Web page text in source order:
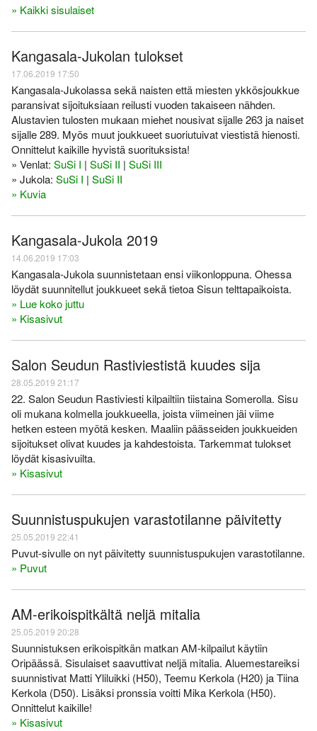
» Kaikki sisulaiset
Kangasala-Jukolan tulokset
17.06.2019 17:50
Kangasala-Jukolassa sekä naisten että miesten ykkösjoukkue
paransivat sijoituksiaan reilusti vuoden takaiseen nähden.
Alustavien tulosten mukaan miehet nousivat sijalle 263 ja naiset
sijalle 289. Myös muut joukkueet suoriutuivat viestistä hienosti.
Onnittelut kaikille hyvistä suorituksista!
» Venlat: SuSi I | SuSi II | SuSi III
» Jukola: SuSi I | SuSi II
» Kuvia
Kangasala-Jukola 2019
14.06.2019 17:03
Kangasala-Jukola suunnistetaan ensi viikonloppuna. Ohessa
löydät suunnitellut joukkueet sekä tietoa Sisun telttapaikoista.
» Lue koko juttu
» Kisasivut
Salon Seudun Rastiviestistä kuudes sija
28.05.2019 21:17
22. Salon Seudun Rastiviesti kilpailtiin tiistaina Somerolla. Sisu
oli mukana kolmella joukkueella, joista viimeinen jäi viime
hetken esteen myötä kesken. Maaliin päässeiden joukkueiden
sijoitukset olivat kuudes ja kahdestoista. Tarkemmat tulokset
löydät kisasivuilta.
» Kisasivut
Suunnistuspukujen varastotilanne päivitetty
25.05.2019 22:41
Puvut-sivulle on nyt päivitetty suunnistuspukujen varastotilanne.
» Puvut
AM-erikoispitkältä neljä mitalia
25.05.2019 20:28
Suunnistuksen erikoispitkän matkan AM-kilpailut käytiin
Oripäässä. Sisulaiset saavuttivat neljä mitalia. Aluemestareiksi
suunnistivat Matti Yliluikki (H50), Teemu Kerkola (H20) ja Tiina
Kerkola (D50). Lisäksi pronssia voitti Mika Kerkola (H50).
Onnittelut kaikille!
» Kisasivut